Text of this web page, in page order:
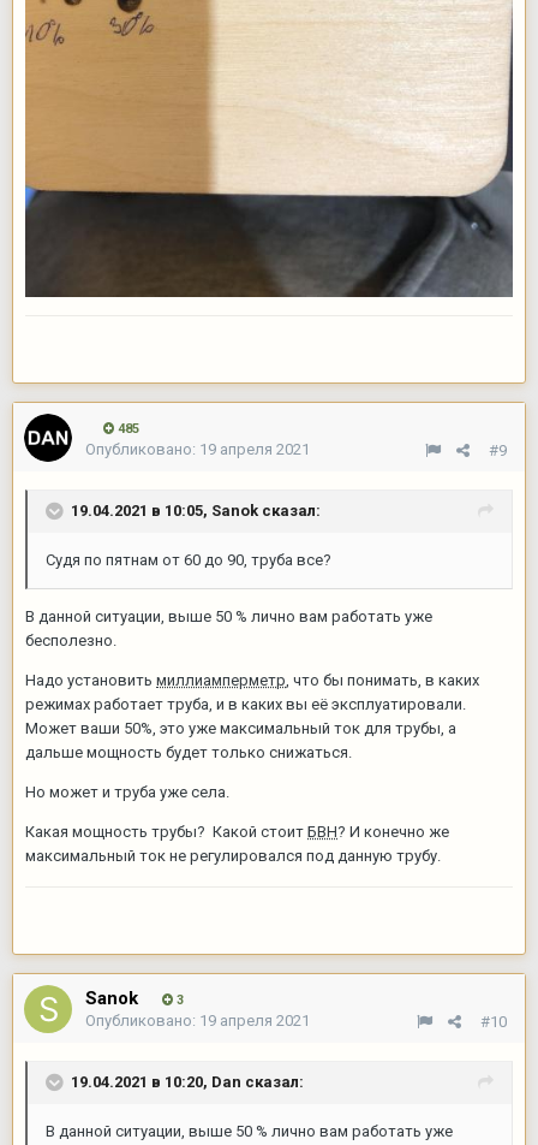
485
#9
Опубликовано: 19 апреля 2021
19.04.2021 в 10:05, Sanok сказал:
Судя по пятнам от 60 до 90, труба все?
В данной ситуации, выше 50 % лично вам работать уже
бесполезно.
Надо установить миллиамперметр, что бы понимать, в каких
режимах работает труба, и в каких вы её эксплуатировали.
Может ваши 50%, это уже максимальный ток для трубы, а
дальше мощность будет только снижаться.
Но может и труба уже села.
Какая мощность трубы? Какой стоит БВН? И конечно же
максимальный ток не регулировался под данную трубу.
Sanok 3
#10
Опубликовано: 19 апреля 2021
19.04.2021 в 10:20, Dan сказал:
В данной ситуации, выше 50 % лично вам работать уже